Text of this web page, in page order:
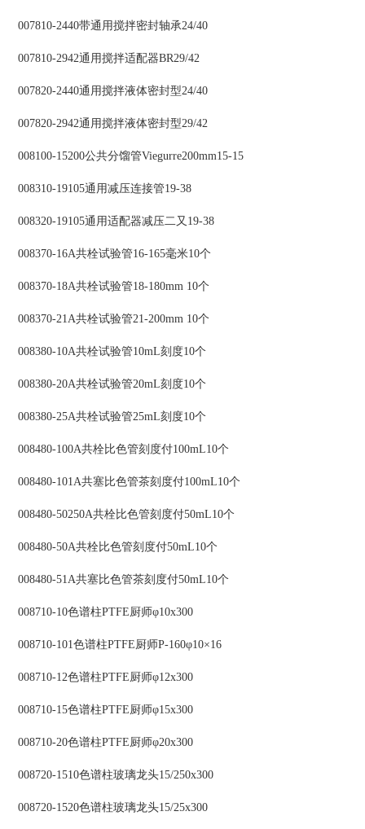
007810-2440带通用搅拌密封轴承24/40
007810-2942通用搅拌适配器BR29/42
007820-2440通用搅拌液体密封型24/40
007820-2942通用搅拌液体密封型29/42
008100-15200公共分馏管Viegurre200mm15-15
008310-19105通用减压连接管19-38
008320-19105通用适配器减压二又19-38
008370-16A共栓试验管16-165毫米10个
008370-18A共栓试验管18-180mm 10个
008370-21A共栓试验管21-200mm 10个
008380-10A共栓试验管10mL刻度10个
008380-20A共栓试验管20mL刻度10个
008380-25A共栓试验管25mL刻度10个
008480-100A共栓比色管刻度付100mL10个
008480-101A共塞比色管茶刻度付100mL10个
008480-50250A共栓比色管刻度付50mL10个
008480-50A共栓比色管刻度付50mL10个
008480-51A共塞比色管茶刻度付50mL10个
008710-10色谱柱PTFE厨师φ10x300
008710-101色谱柱PTFE厨师P-160φ10×16
008710-12色谱柱PTFE厨师φ12x300
008710-15色谱柱PTFE厨师φ15x300
008710-20色谱柱PTFE厨师φ20x300
008720-1510色谱柱玻璃龙头15/250x300
008720-1520色谱柱玻璃龙头15/25x300